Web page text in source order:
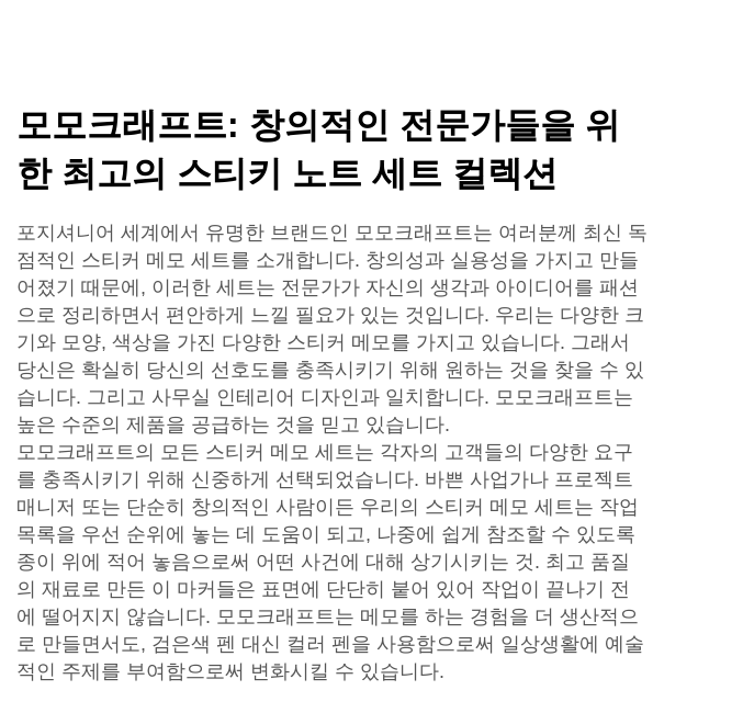
모모크래프트: 창의적인 전문가들을 위
한 최고의 스티키 노트 세트 컬렉션
포지셔니어 세계에서 유명한 브랜드인 모모크래프트는 여러분께 최신 독
점적인 스티커 메모 세트를 소개합니다. 창의성과 실용성을 가지고 만들
어졌기 때문에, 이러한 세트는 전문가가 자신의 생각과 아이디어를 패션
으로 정리하면서 편안하게 느낄 필요가 있는 것입니다. 우리는 다양한 크
기와 모양, 색상을 가진 다양한 스티커 메모를 가지고 있습니다. 그래서
당신은 확실히 당신의 선호도를 충족시키기 위해 원하는 것을 찾을 수 있
습니다. 그리고 사무실 인테리어 디자인과 일치합니다. 모모크래프트는
높은 수준의 제품을 공급하는 것을 믿고 있습니다.
모모크래프트의 모든 스티커 메모 세트는 각자의 고객들의 다양한 요구
를 충족시키기 위해 신중하게 선택되었습니다. 바쁜 사업가나 프로젝트
매니저 또는 단순히 창의적인 사람이든 우리의 스티커 메모 세트는 작업
목록을 우선 순위에 놓는 데 도움이 되고, 나중에 쉽게 참조할 수 있도록
종이 위에 적어 놓음으로써 어떤 사건에 대해 상기시키는 것. 최고 품질
의 재료로 만든 이 마커들은 표면에 단단히 붙어 있어 작업이 끝나기 전
에 떨어지지 않습니다. 모모크래프트는 메모를 하는 경험을 더 생산적으
로 만들면서도, 검은색 펜 대신 컬러 펜을 사용함으로써 일상생활에 예술
적인 주제를 부여함으로써 변화시킬 수 있습니다.